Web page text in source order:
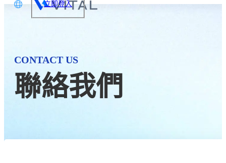
中文
立即登入
CONTACT US
聯絡我們